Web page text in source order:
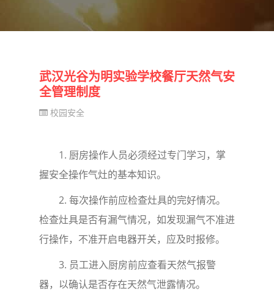
武汉光谷为明实验学校餐厅天然气安
全管理制度
校园安全
1. 厨房操作人员必须经过专门学习，掌
握安全操作气灶的基本知识。
2. 每次操作前应检查灶具的完好情况。
检查灶具是否有漏气情况，如发现漏气不准进
行操作，不准开启电器开关，应及时报修。
3. 员工进入厨房前应查看天然气报警
器，以确认是否存在天然气泄露情况。